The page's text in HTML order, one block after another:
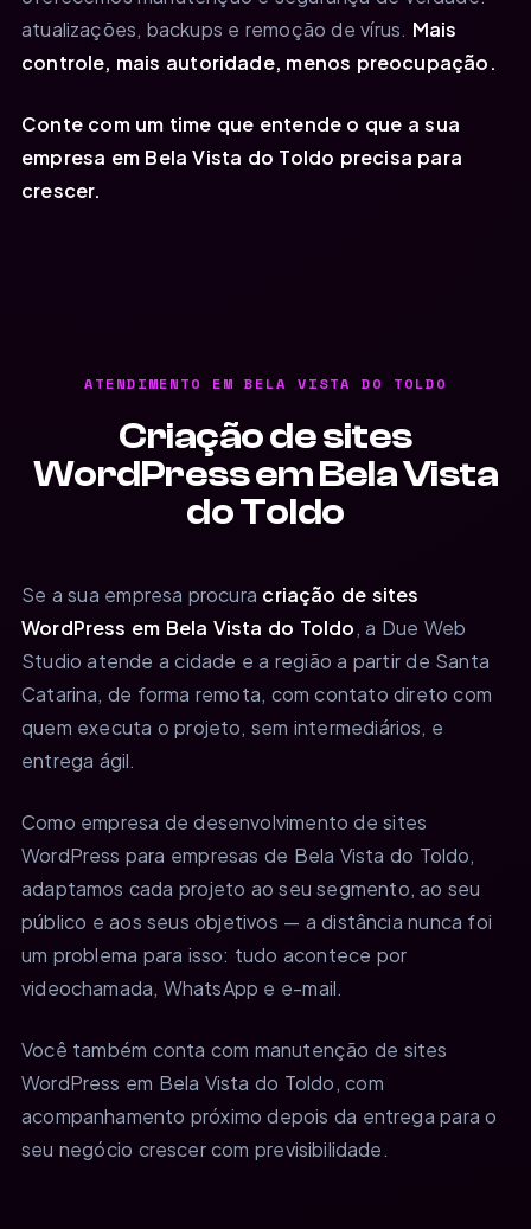
atualizações, backups e remoção de vírus. Mais
controle, mais autoridade, menos preocupação.
Conte com um time que entende o que a sua
empresa em Bela Vista do Toldo precisa para
crescer.
ATENDIMENTO EM BELA VISTA DO TOLDO
Criação de sites
WordPress em Bela Vista
do Toldo
Se a sua empresa procura criação de sites
WordPress em Bela Vista do Toldo, a Due Web
Studio atende a cidade e a região a partir de Santa
Catarina, de forma remota, com contato direto com
quem executa o projeto, sem intermediários, e
entrega ágil.
Como empresa de desenvolvimento de sites
WordPress para empresas de Bela Vista do Toldo,
adaptamos cada projeto ao seu segmento, ao seu
público e aos seus objetivos — a distância nunca foi
um problema para isso: tudo acontece por
videochamada, WhatsApp e e-mail.
Você também conta com manutenção de sites
WordPress em Bela Vista do Toldo, com
acompanhamento próximo depois da entrega para o
seu negócio crescer com previsibilidade.